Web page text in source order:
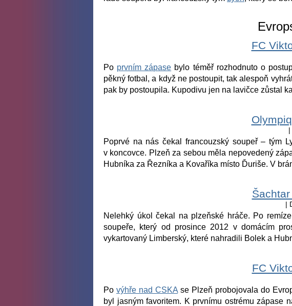
FC
Po prvním zápase bylo téměř rozhodnuto o
pěkný fotbal, a když ne postoupit, tak alespoň
pak by postoupila. Kupodivu jen na lavičce zůstal
|
Poprvé na nás čekal francouzský soupeř – tým
v koncovce. Plzeň za sebou měla nepovedený
Hubníka za Řezníka a Kovaříka místo Ďuriše. V
|
Nelehký úkol čekal na plzeňské hráče. Po
soupeře, který od prosince 2012 v domácím
vykartovaný Limberský, které nahradili Bolek a
FC
Po výhře nad CSKA se Plzeň probojovala do
byl jasným favoritem. K prvnímu ostrému zápase